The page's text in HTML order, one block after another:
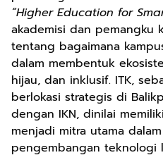
“Higher Education for
akademisi dan pemangku
tentang bagaimana
dalam membentuk
hijau, dan inklusif. ITK,
berlokasi strategis di
dengan IKN, dinilai
menjadi mitra utama
pengembangan teknologi